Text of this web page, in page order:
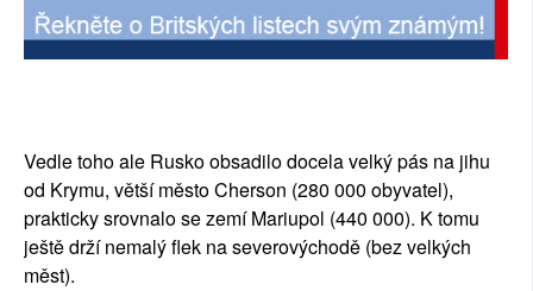
Vedle toho ale Rusko obsadilo docela velký pás na jihu
od Krymu, větší město Cherson (280 000 obyvatel),
prakticky srovnalo se zemí Mariupol (440 000). K tomu
ještě drží nemalý flek na severovýchodě (bez velkých
měst).